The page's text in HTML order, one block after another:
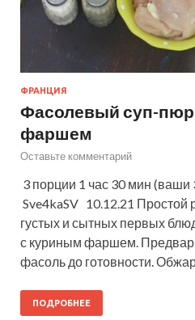
ФРАНЦИЯ
Фасолевый суп-
фаршем
Оставьте комментарий
3 порции 1 час 30 мин (ваши
Sve4kaSV 10.12.21 Простой
густых и сытных первых
с куриным фаршем.
фасоль до готовности.
ПОДРОБНЕЕ